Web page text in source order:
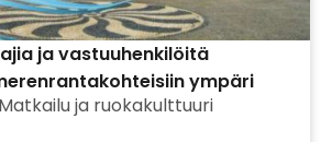
ja vastuuhenkilöitä
ympäri
Matkailu ja ruokakulttuuri